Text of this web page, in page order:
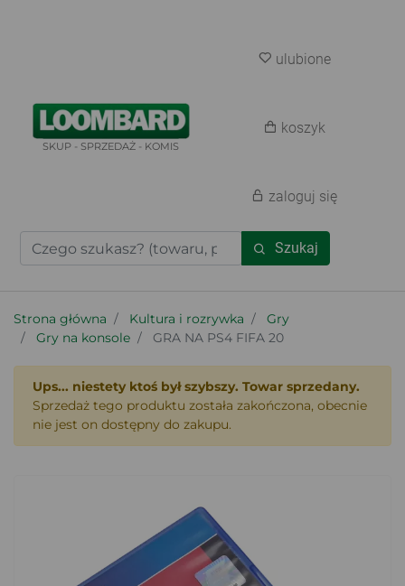
SKUP - SPRZEDAŻ - KOMIS
Szukaj
ulubione
koszyk
zaloguj się
Strona główna Kultura i rozrywka
Gry
Gry na konsole
GRA NA PS4 FIFA 20
Ups... niestety ktoś był szybszy. Towar sprzedany.
Sprzedaż tego produktu została zakończona, obecnie
nie jest on dostępny do zakupu.